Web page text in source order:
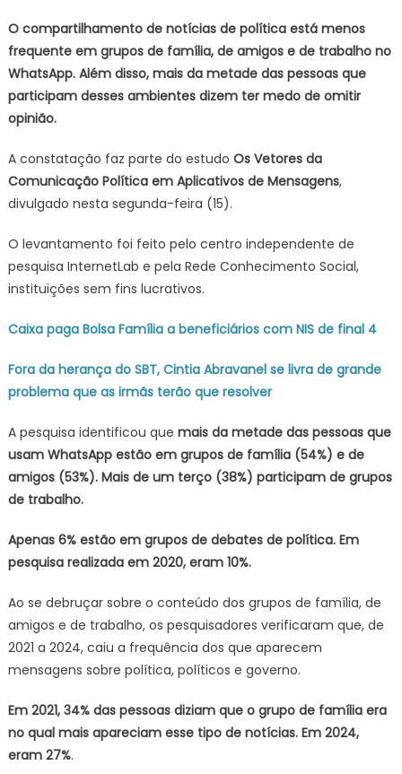
menos
de
política
no
estudo
O compartilhamento de notícias de política está menos
frequente em grupos de família, de amigos e de trabalho no
WhatsApp. Além disso, mais da metade das pessoas que
participam desses ambientes dizem ter medo de omitir
opinião.
A constatação faz parte do estudo Os Vetores da
Comunicação Política em Aplicativos de Mensagens,
divulgado nesta segunda-feira (15).
O levantamento foi feito pelo centro independente de
pesquisa InternetLab e pela Rede Conhecimento Social,
instituições sem fins lucrativos.
Caixa paga Bolsa Família a beneficiários com NIS de final 4
Fora da herança do SBT, Cintia Abravanel se livra de grande
problema que as irmãs terão que resolver
A pesquisa identificou que mais da metade das pessoas que
usam WhatsApp estão em grupos de família (54%) e de
amigos (53%). Mais de um terço (38%) participam de grupos
de trabalho.
Apenas 6% estão em grupos de debates de política. Em
pesquisa realizada em 2020, eram 10%.
Ao se debruçar sobre o conteúdo dos grupos de família, de
amigos e de trabalho, os pesquisadores verificaram que, de
2021 a 2024, caiu a frequência dos que aparecem
mensagens sobre política, políticos e governo.
Em 2021, 34% das pessoas diziam que o grupo de família era
no qual mais apareciam esse tipo de notícias. Em 2024,
eram 27%.